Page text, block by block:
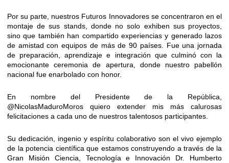
Por su parte, nuestros Futuros Innovadores se concentraron en el
montaje de sus stands, donde no solo exhiben sus proyectos,
sino que también han compartido experiencias y generado lazos
de amistad con equipos de más de 90 países. Fue una jornada
de preparación, aprendizaje e integración que culminó con la
emocionante ceremonia de apertura, donde nuestro pabellón
nacional fue enarbolado con honor.
En nombre del Presidente de la República,
@NicolasMaduroMoros quiero extender mis más calurosas
felicitaciones a cada uno de nuestros talentosos participantes.
Su dedicación, ingenio y espíritu colaborativo son el vivo ejemplo
de la potencia científica que estamos construyendo a través de la
Gran Misión Ciencia, Tecnología e Innovación Dr. Humberto